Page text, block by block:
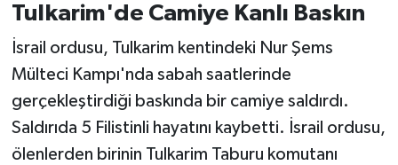
Tulkarim'de Camiye Kanlı Baskın
İsrail ordusu, Tulkarim kentindeki Nur Şems
Mülteci Kampı'nda sabah saatlerinde
gerçekleştirdiği baskında bir camiye saldırdı.
Saldırıda 5 Filistinli hayatını kaybetti. İsrail ordusu,
ölenlerden birinin Tulkarim Taburu komutanı